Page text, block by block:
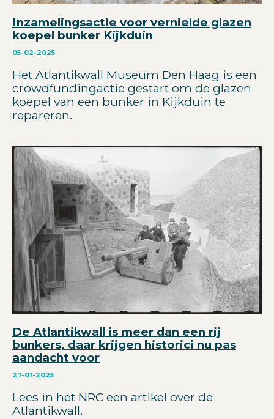
Inzamelingsactie voor vernielde glazen
koepel bunker Kijkduin
05-02-2025
Het Atlantikwall Museum Den Haag is een
crowdfundingactie gestart om de glazen
koepel van een bunker in Kijkduin te
repareren.
De Atlantikwall is meer dan een rij
bunkers, daar krijgen historici nu pas
aandacht voor
27-01-2025
Lees in het NRC een artikel over de
Atlantikwall.